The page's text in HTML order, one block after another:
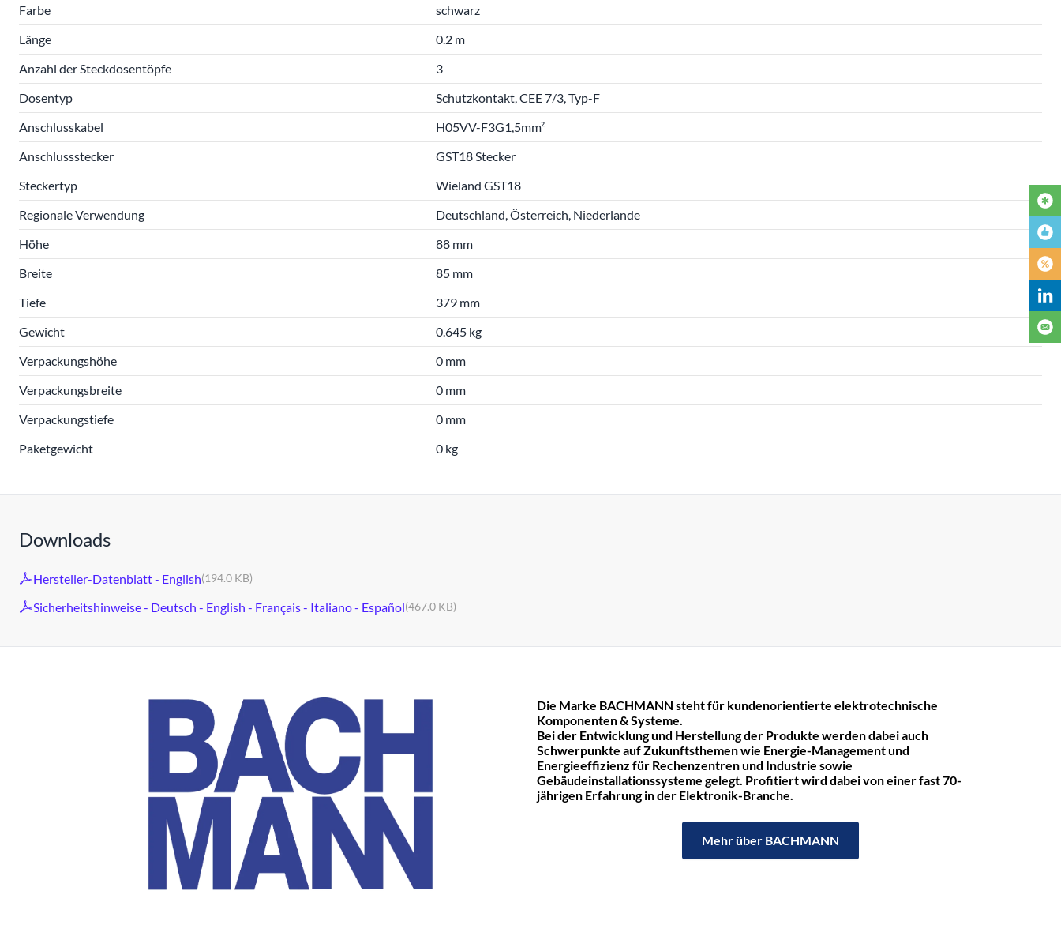
Farbe
schwarz
Länge
0.2 m
Anzahl der Steckdosentöpfe
3
Dosentyp
Schutzkontakt, CEE 7/3, Typ-F
Anschlusskabel
H05VV-F3G1,5mm²
Anschlussstecker
GST18 Stecker
Steckertyp
Wieland GST18
Regionale Verwendung
Deutschland, Österreich, Niederlande
Höhe
88 mm
Breite
85 mm
Tiefe
379 mm
Gewicht
0.645 kg
Verpackungshöhe
0 mm
Verpackungsbreite
0 mm
Verpackungstiefe
0 mm
Paketgewicht
0 kg
Downloads
Hersteller-Datenblatt - English(194.0 KB)
Sicherheitshinweise - Deutsch - English - Français - Italiano - Español(467.0 KB)
Die Marke BACHMANN steht für kundenorientierte elektrotechnische
Komponenten & Systeme.
Bei der Entwicklung und Herstellung der Produkte werden dabei auch
Schwerpunkte auf Zukunftsthemen wie Energie-Management und
Energieeffizienz für Rechenzentren und Industrie sowie
Gebäudeinstallationssysteme gelegt. Profitiert wird dabei von einer fast 70-
jährigen Erfahrung in der Elektronik-Branche.
Mehr über BACHMANN